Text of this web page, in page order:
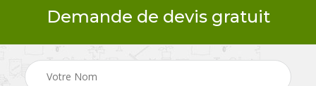
Demande de devis gratuit